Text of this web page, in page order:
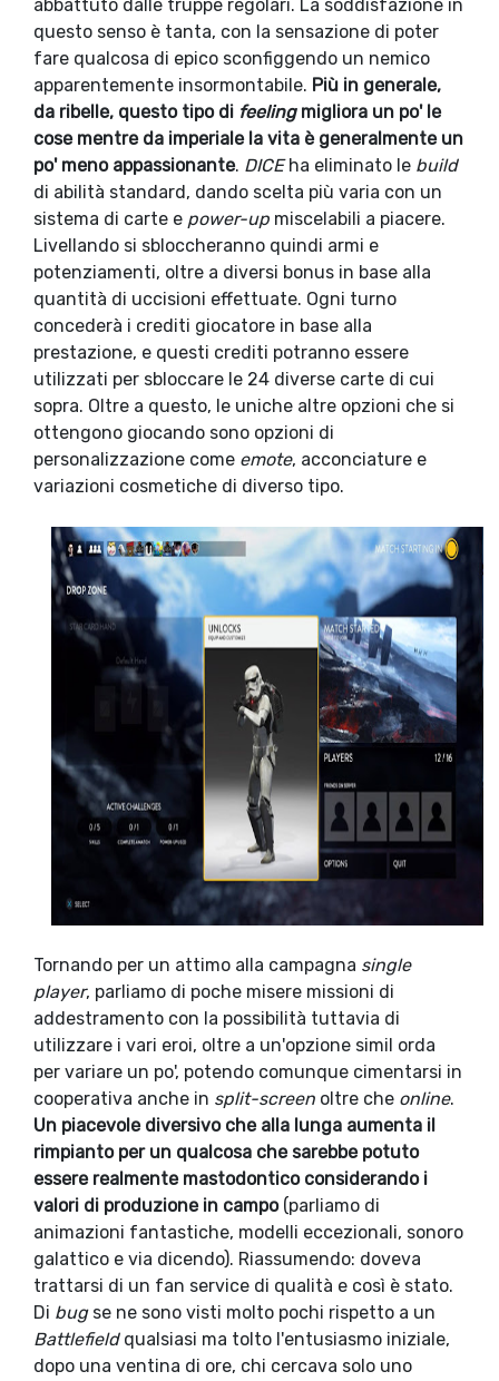
abbattuto dalle truppe regolari. La soddisfazione in
questo senso è tanta, con la sensazione di poter
fare qualcosa di epico sconfiggendo un nemico
apparentemente insormontabile. Più in generale,
da ribelle, questo tipo di feelingmigliora un po' le
cose mentre da imperiale la vita è generalmente un
po' meno appassionante. DICEha eliminato le build
di abilità standard, dando scelta più varia con un
sistema di carte e power-up miscelabili a piacere.
Livellando si sbloccheranno quindi armi e
potenziamenti, oltre a diversi bonus in base alla
quantità di uccisioni effettuate. Ogni turno
concederà i crediti giocatore in base alla
prestazione, e questi crediti potranno essere
utilizzati per sbloccare le 24 diverse carte di cui
sopra. Oltre a questo, le uniche altre opzioni che si
ottengono giocando sono opzioni di
personalizzazione come emote, acconciature e
variazioni cosmetiche di diverso tipo.
Tornando per un attimo alla campagna single
player, parliamo di poche misere missioni di
addestramento con la possibilità tuttavia di
utilizzare i vari eroi, oltre a un'opzione simil orda
per variare un po', potendo comunque cimentarsi in
cooperativa anche in split-screen oltre che online.
Un piacevole diversivo che alla lunga aumenta il
rimpianto per un qualcosa che sarebbe potuto
essere realmente mastodontico considerando i
valori di produzione in campo(parliamo di
animazioni fantastiche, modelli eccezionali, sonoro
galattico e via dicendo). Riassumendo: doveva
trattarsi di un fan service di qualità e così è stato.
Di bugse ne sono visti molto pochi rispetto a un
Battlefieldqualsiasi ma tolto l'entusiasmo iniziale,
dopo una ventina di ore, chi cercava solo uno